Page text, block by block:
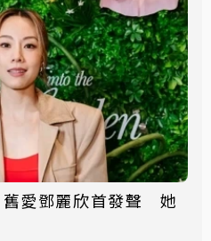
舊愛鄧麗欣首發聲 她